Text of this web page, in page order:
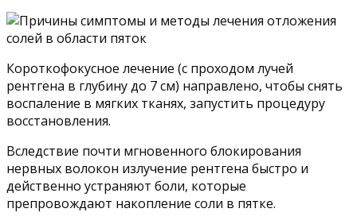
Короткофокусное лечение (с проходом лучей
рентгена в глубину до 7 см) направлено, чтобы снять
воспаление в мягких тканях, запустить процедуру
восстановления.
Вследствие почти мгновенного блокирования
нервных волокон излучение рентгена быстро и
действенно устраняют боли, которые
препровождают накопление соли в пятке.